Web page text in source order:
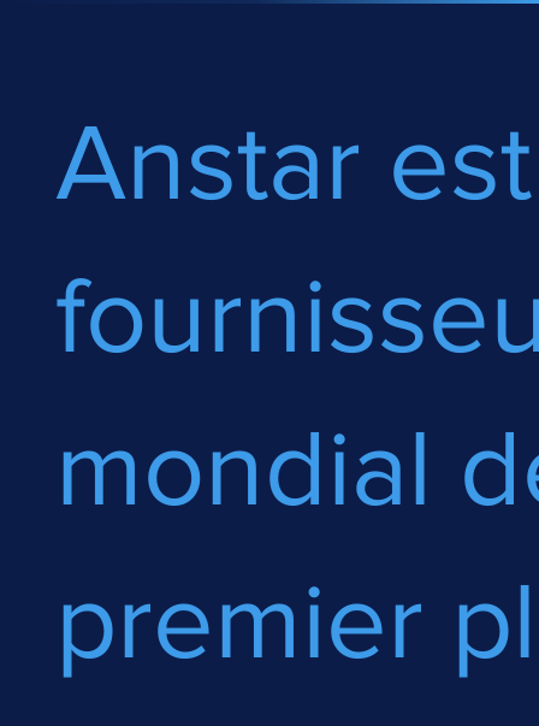
Anstar
mondial
premier